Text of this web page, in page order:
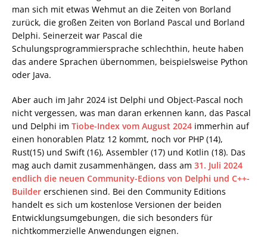
man sich mit etwas Wehmut an die Zeiten von Borland
zurück, die großen Zeiten von Borland Pascal und Borland
Delphi. Seinerzeit war Pascal die
Schulungsprogrammiersprache schlechthin, heute haben
das andere Sprachen übernommen, beispielsweise Python
oder Java.
Aber auch im Jahr 2024 ist Delphi und Object-Pascal noch
nicht vergessen, was man daran erkennen kann, das Pascal
und Delphi im Tiobe-Index vom August 2024 immerhin auf
einen honorablen Platz 12 kommt, noch vor PHP (14),
Rust(15) und Swift (16), Assembler (17) und Kotlin (18). Das
mag auch damit zusammenhängen, dass am 31. Juli 2024
endlich die neuen Community-Edions von Delphi und C++-
Builder erschienen sind. Bei den Community Editions
handelt es sich um kostenlose Versionen der beiden
Entwicklungsumgebungen, die sich besonders für
nichtkommerzielle Anwendungen eignen.